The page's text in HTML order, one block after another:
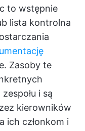
to wstępnie
lista kontrolna
Zasoby te
i są
kierowników
ich członkom i